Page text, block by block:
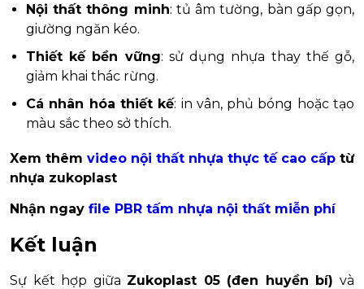
Nội thất thông minh: tủ âm tường, bàn gấp gọn,
giường ngăn kéo.
Thiết kế bền vững: sử dụng nhựa thay thế gỗ,
giảm khai thác rừng.
Cá nhân hóa thiết kế: in vân, phủ bóng hoặc tạo
màu sắc theo sở thích.
Xem thêm video nội thất nhựa thực tế cao cấp từ
nhựa zukoplast
Nhận ngay file PBR tấm nhựa nội thất miễn phí
Kết luận
Sự kết hợp giữa Zukoplast 05 (đen huyền bí) và